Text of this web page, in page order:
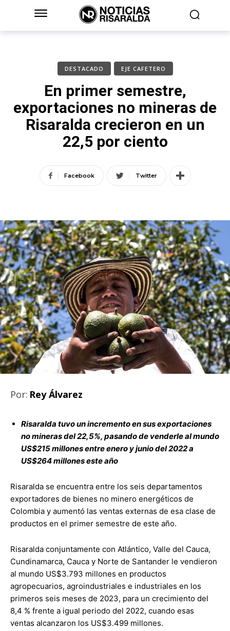
DESTACADO EJE CAFETERO
En primer semestre,
exportaciones no mineras de
Risaralda crecieron en un
22,5 por ciento
Facebook Twitter
Por: Rey Álvarez
Risaralda tuvo un incremento en sus exportaciones
no mineras del 22,5%, pasando de venderle al mundo
US$215 millones entre enero y junio del 2022 a
US$264 millones este año
Risaralda se encuentra entre los seis departamentos
exportadores de bienes no minero energéticos de
Colombia y aumentó las ventas externas de esa clase de
productos en el primer semestre de este año.
Risaralda conjuntamente con Atlántico, Valle del Cauca,
Cundinamarca, Cauca y Norte de Santander le vendieron
al mundo US$3.793 millones en productos
agropecuarios, agroindustriales e industriales en los
primeros seis meses de 2023, para un crecimiento del
8,4 % frente a igual periodo del 2022, cuando esas
ventas alcanzaron los US$3.499 millones.